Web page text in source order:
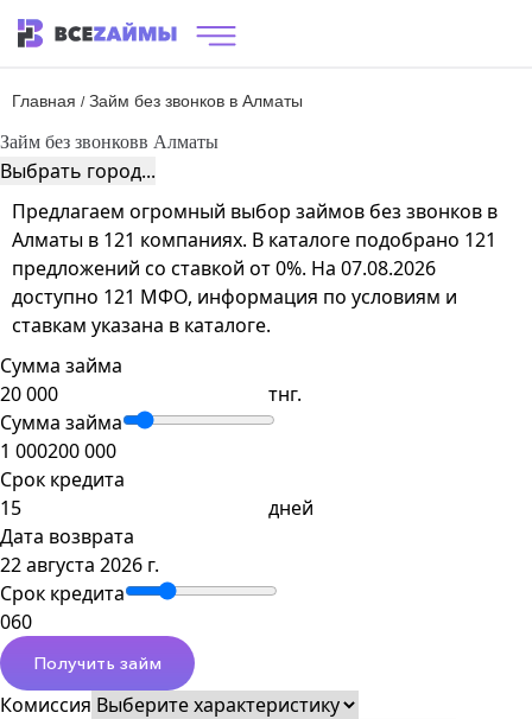
Главная / Займ без звонков в Алматы
Займ без звонковв Алматы
Выбрать город...
Предлагаем огромный выбор займов без звонков в
Алматы в 121 компаниях. В каталоге подобрано 121
предложений со ставкой от 0%. На 07.08.2026
доступно 121 МФО, информация по условиям и
ставкам указана в каталоге.
Сумма займа
тнг.
Сумма займа
1 000200 000
Срок кредита
дней
Дата возврата
22 августа 2026 г.
Срок кредита
060
Получить займ
Комиссия